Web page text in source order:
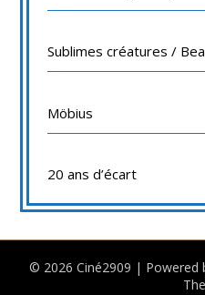
Sublimes créatures /
Möbius
20 ans d’écart
© 2026 Ciné2909 | Powered